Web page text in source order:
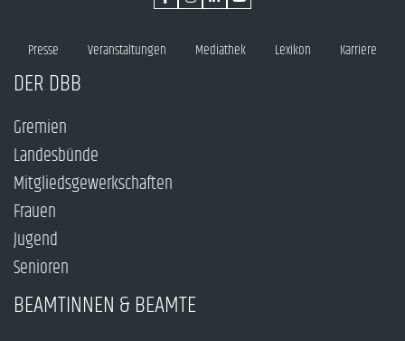
Presse Veranstaltungen Mediathek Lexikon Karriere
DER DBB
Gremien
Landesbünde
Mitgliedsgewerkschaften
Frauen
Jugend
Senioren
BEAMTINNEN & BEAMTE